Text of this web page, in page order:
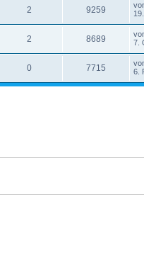
2 9259
2 8689
7.
0 7715
6.